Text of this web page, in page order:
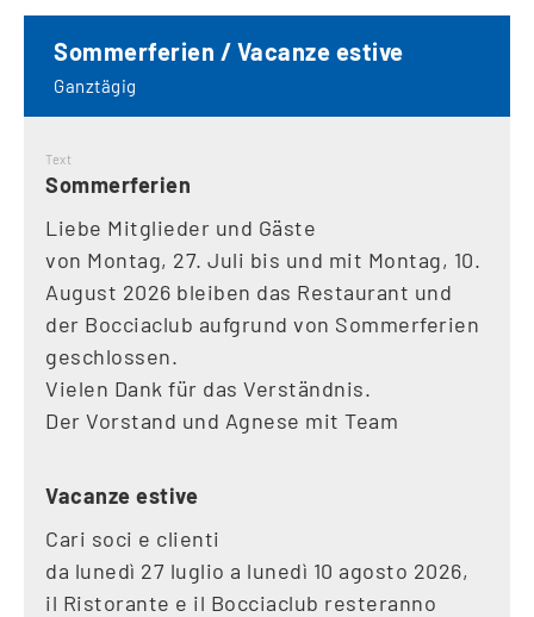
Sommerferien / Vacanze estive
Ganztägig
Text
Sommerferien
Liebe Mitglieder und Gäste
von Montag, 27. Juli bis und mit Montag, 10.
August 2026 bleiben das Restaurant und
der Bocciaclub aufgrund von Sommerferien
geschlossen.
Vielen Dank für das Verständnis.
Der Vorstand und Agnese mit Team
Vacanze estive
Cari soci e clienti
da lunedì 27 luglio a lunedì 10 agosto 2026,
il Ristorante e il Bocciaclub resteranno